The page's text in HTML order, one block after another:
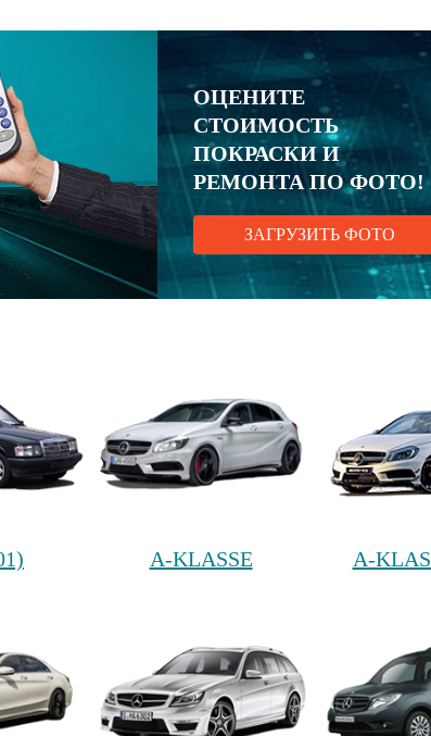
ОЦЕНИТЕ
СТОИМОСТЬ
ПОКРАСКИ И
РЕМОНТА ПО ФОТО!
ЗАГРУЗИТЬ ФОТО
A-KLASSE A-